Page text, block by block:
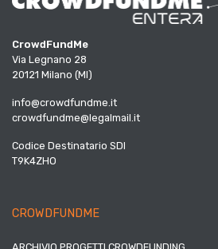
CrowdFundMe
Via Legnano 28
20121 Milano (MI)
info@crowdfundme.it
crowdfundme@legalmail.it
Codice Destinatario SDI
T9K4ZHO
CROWDFUNDME